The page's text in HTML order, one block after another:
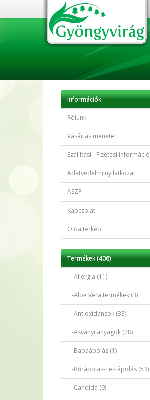
Információk
Rólunk
Vásárlás menete
Szállítási - Fizetési információ
Adatvédelmi nyilatkozat
ÁSZF
Kapcsolat
Oldaltérkép
Termékek (406)
-Allergia (11)
-Aloe Vera termékek (3)
-Antioxidánsok (33)
-Ásványi anyagok (28)
-Babaápolás (1)
-Bőrápolás-Testápolás (53)
-Candida (9)